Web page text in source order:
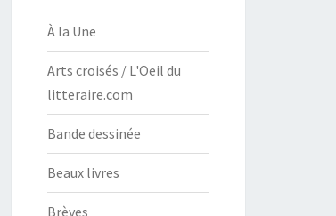
À la Une
Arts croisés / L'Oeil du
litteraire.com
Bande dessinée
Beaux livres
Brèves